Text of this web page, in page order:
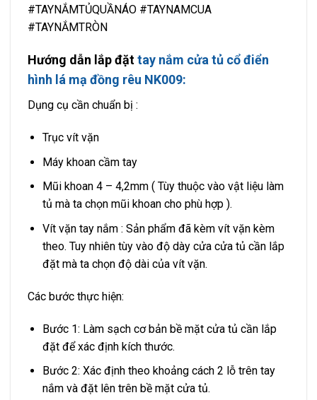
#TAYNẮMTỦQUẦNÁO #TAYNAMCUA
#TAYNẮMTRÒN
Hướng dẫn lắp đặttay nắm cửa tủ cổ điển
hình lá mạ đồng rêu NK009:
Dụng cụ cần chuẩn bị :
Trục vít vặn
Máy khoan cầm tay
Mũi khoan 4 – 4,2mm ( Tùy thuộc vào vật liệu làm
tủ mà ta chọn mũi khoan cho phù hợp ).
Vít vặn tay nắm : Sản phẩm đã kèm vít vặn kèm
theo. Tuy nhiên tùy vào độ dày cửa cửa tủ cần lắp
đặt mà ta chọn độ dài của vít vặn.
Các bước thực hiện:
Bước 1: Làm sạch cơ bản bề mặt cửa tủ cần lắp
đặt để xác định kích thước.
Bước 2: Xác định theo khoảng cách 2 lỗ trên tay
nắm và đặt lên trên bề mặt cửa tủ.